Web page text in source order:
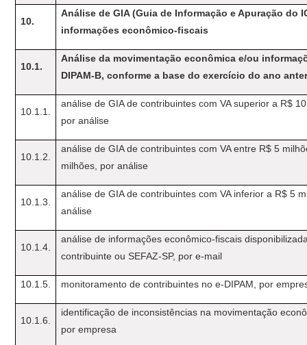
10.
Análise de GIA (Guia de Informação e Apuração do
informações econômico-fiscais
10.1.
Análise da movimentação econômica e/ou
DIPAM-B, conforme a base do exercício do ano
10.1.1.
análise de GIA de contribuintes com VA superior a R$
por análise
10.1.2.
análise de GIA de contribuintes com VA entre R$ 5
milhões, por análise
10.1.3.
análise de GIA de contribuintes com VA inferior a R$ 5
análise
10.1.4.
análise de informações econômico-fiscais
contribuinte ou SEFAZ-SP, por e-mail
10.1.5. monitoramento de contribuintes no e-DIPAM, por
10.1.6.
identificação de inconsistências na movimentação
por empresa